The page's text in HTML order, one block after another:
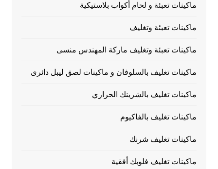
ماكينات تعبئة و لحام أكواب بلاستيكية
ماكينات تعبئة وتغليف
ماكينات تعبئة وتغليف ماركة المهندس منسى
ماكينات تغليف بالسلوفان و ماكينات لصق ليبل دائرى
ماكينات تغليف بالشرينك الحراري
ماكينات تغليف بالفاكيوم
ماكينات تغليف شرنك
ماكينات تغليف فلوبك أفقية